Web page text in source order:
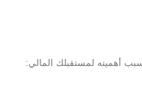
أهميته لمستقبلك المالي: